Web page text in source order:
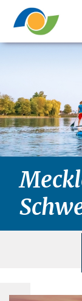
©